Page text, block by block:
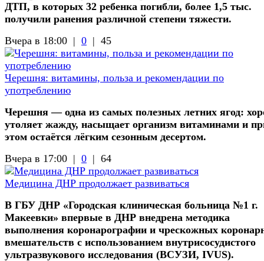
ДТП, в которых 32 ребенка погибли, более 1,5 тыс.
получили ранения различной степени тяжести.
Вчера в 18:00 | 0 | 45
Черешня: витамины, польза и рекомендации по
употреблению
Черешня — одна из самых полезных летних ягод:
утоляет жажду, насыщает организм витаминами и
этом остаётся лёгким сезонным десертом.
Вчера в 17:00 | 0 | 64
Медицина ДНР продолжает развиваться
В ГБУ ДНР «Городская клиническая больница №1 г.
Макеевки» впервые в ДНР внедрена методика
выполнения коронарографии и чрескожных
вмешательств с использованием внутрисосудистого
ультразвукового исследования (ВСУЗИ, IVUS).